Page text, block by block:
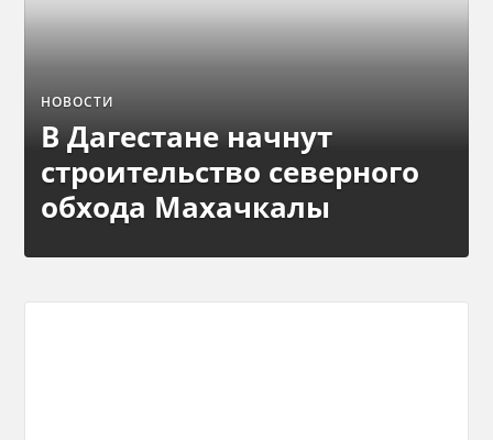
НОВОСТИ
В Дагестане начнут
строительство северного
обхода Махачкалы